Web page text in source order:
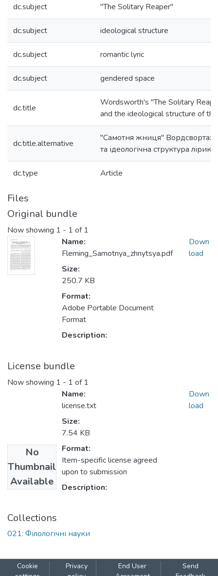
dc.subject "The Solitary Reaper"
dc.subject ideological structure
dc.subject romantic lyric
dc.subject gendered space
dc.title
Wordsworth's "The Solitary
and the ideological structure of
dc.title.alternative
"Самотня жниця" Вордсворта:
та ідеологічна структура
dc.type Article
Files
Original bundle
Now showing 1 - 1 of 1
Name:
Fleming_Samotnya_zhnytsya.pdf
Size:
250.7 KB
Format:
Adobe Portable Document
Format
Description:
Down
load
License bundle
Now showing 1 - 1 of 1
No
Thumbnail
Available
Name:
license.txt
Size:
7.54 KB
Format:
Item-specific license agreed
upon to submission
Description:
Down
load
Collections
021: Філологічні науки
Cookie
Privacy
End User
Send